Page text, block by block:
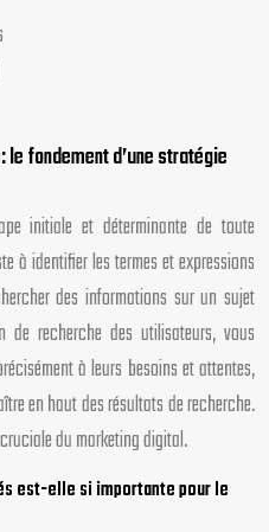
fondement d’une stratégie
initiale et déterminante de toute
à identifier les termes et expressions
des informations sur un sujet
de recherche des utilisateurs, vous
à leurs besoins et attentes,
en haut des résultats de recherche.
du marketing digital.
est-elle si importante pour le